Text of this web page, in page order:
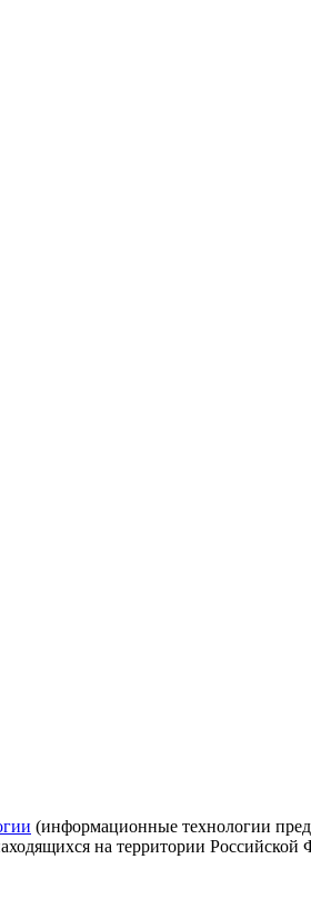
(информационные технологии
на территории Российской